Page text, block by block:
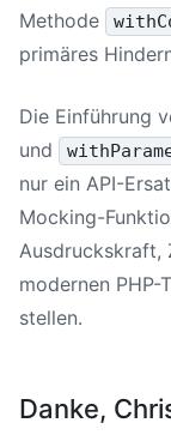
Methode
primäres
Die Einführung
und
nur ein API-
Mocking-
Ausdruckskraft,
modernen
stellen.
Danke,